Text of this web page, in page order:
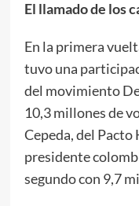
El llamado de los
En la primera
tuvo una
del movimiento
10,3 millones de
Cepeda, del
presidente
segundo con 9,7